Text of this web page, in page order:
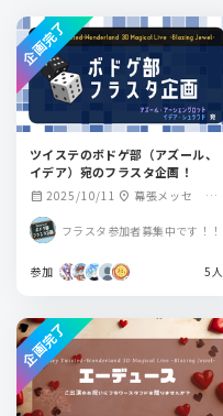
ツイステのボドゲ部（アズール、
イデア）宛のフラスタ企画！
calendar_month 2025/10/11 location_on 幕張メッセ イ
フラスタ参加者募集中です！！
参加 5人
企画完了
企画完了